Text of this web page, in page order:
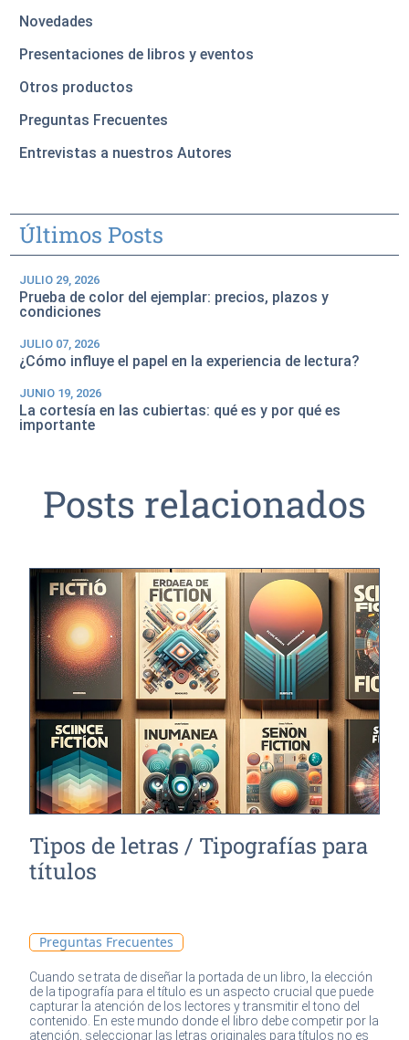
Novedades
Presentaciones de libros y eventos
Otros productos
Preguntas Frecuentes
Entrevistas a nuestros Autores
Últimos Posts
JULIO 29, 2026
Prueba de color del ejemplar: precios, plazos y
condiciones
JULIO 07, 2026
¿Cómo influye el papel en la experiencia de lectura?
JUNIO 19, 2026
La cortesía en las cubiertas: qué es y por qué es
importante
Posts relacionados
Tipos de letras / Tipografías para
títulos
Preguntas Frecuentes
Cuando se trata de diseñar la portada de un libro, la elección
de la tipografía para el título es un aspecto crucial que puede
capturar la atención de los lectores y transmitir el tono del
contenido. En este mundo donde el libro debe competir por la
atención, seleccionar las letras originales para títulos no es